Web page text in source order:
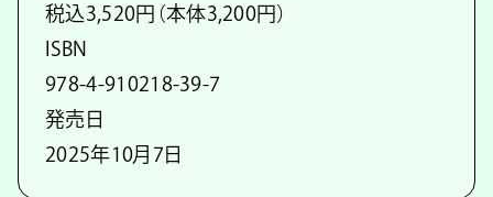
税込3,520円（本体3,200円）
ISBN
978-4-910218-39-7
発売日
2025年10月7日